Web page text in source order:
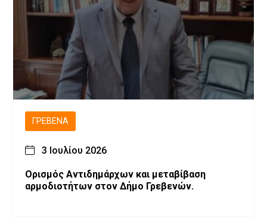
ΓΡΕΒΕΝΆ
3 Ιουλίου 2026
Ορισμός Αντιδημάρχων και μεταβίβαση
αρμοδιοτήτων στον Δήμο Γρεβενών.